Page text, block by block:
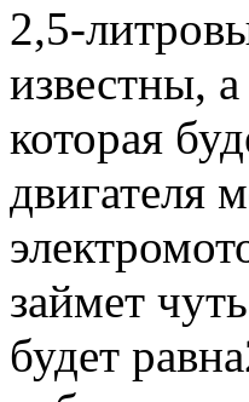
2,5-
известны,
которая
двигателя
займет
будет